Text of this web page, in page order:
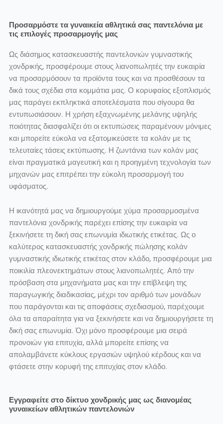
Προσαρμόστε τα γυναικεία αθλητικά σας παντελόνια με
τις επιλογές προσαρμογής μας
Ως διάσημος κατασκευαστής παντελονιών γυμναστικής
χονδρικής, προσφέρουμε στους λιανοπωλητές την ευκαιρία
να προσαρμόσουν τα προϊόντα τους και να προσθέσουν τα
δικά τους σχέδια στα κομμάτια μας. Ο κορυφαίος εξοπλισμός
μας παράγει εκπληκτικά αποτελέσματα που σίγουρα θα
εντυπωσιάσουν. Η χρήση εξαχνωμένης μελάνης υψηλής
ποιότητας διασφαλίζει ότι οι εκτυπώσεις παραμένουν μόνιμες
και μπορείτε εύκολα να εξατομικεύσετε τα κολάν με τις
τελευταίες τάσεις εκτύπωσης. Η ζωντάνια των κολάν μας
είναι πραγματικά μαγευτική και η προηγμένη τεχνολογία των
μηχανών μας επιτρέπει την εύκολη προσαρμογή του
υφάσματος.
Η ικανότητά μας να δημιουργούμε χύμα προσαρμοσμένα
παντελόνια χονδρικής παρέχει επίσης την ευκαιρία να
ξεκινήσετε τη δική σας επωνυμία ιδιωτικής ετικέτας. Ως ο
καλύτερος κατασκευαστής χονδρικής πώλησης κολάν
γυμναστικής ιδιωτικής ετικέτας στον κλάδο, προσφέρουμε μια
ποικιλία πλεονεκτημάτων στους λιανοπωλητές. Από την
πρόσβαση στα μηχανήματα μας και την επίβλεψη της
παραγωγικής διαδικασίας, μέχρι τον αριθμό των μονάδων
που παράγονται και τις αποφάσεις σχεδιασμού, παρέχουμε
όλα τα απαραίτητα για να ξεκινήσετε και να δημιουργήσετε τη
δική σας επωνυμία. Όχι μόνο προσφέρουμε μια σειρά
προνοιών για επιτυχία, αλλά μπορείτε επίσης να
απολαμβάνετε κύκλους εργασιών υψηλού κέρδους και να
φτάσετε στην κορυφή της επιτυχίας στον κλάδο.
Εγγραφείτε στο δίκτυο χονδρικής μας ως διανομέας
γυναικείων αθλητικών παντελονιών